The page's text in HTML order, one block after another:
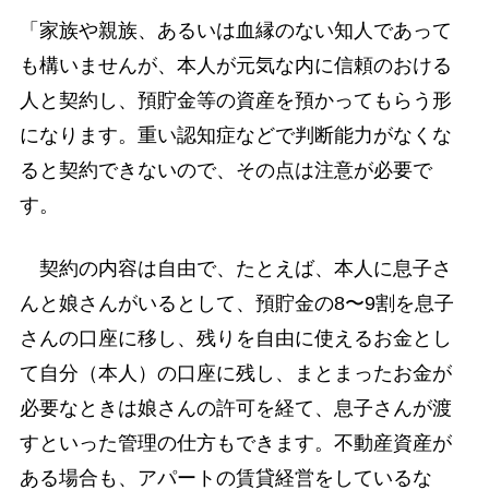
「家族や親族、あるいは血縁のない知人であって
も構いませんが、本人が元気な内に信頼のおける
人と契約し、預貯金等の資産を預かってもらう形
になります。重い認知症などで判断能力がなくな
ると契約できないので、その点は注意が必要で
す。
契約の内容は自由で、たとえば、本人に息子さ
んと娘さんがいるとして、預貯金の8〜9割を息子
さんの口座に移し、残りを自由に使えるお金とし
て自分（本人）の口座に残し、まとまったお金が
必要なときは娘さんの許可を経て、息子さんが渡
すといった管理の仕方もできます。不動産資産が
ある場合も、アパートの賃貸経営をしているな